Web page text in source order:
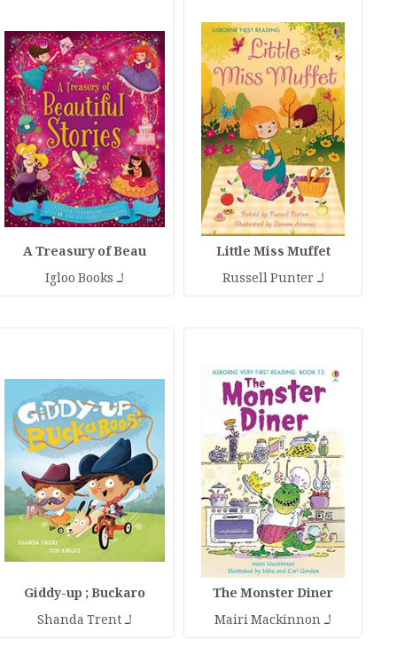
Little Miss Muffet
لـ Russell Punter
A Treasury of Beau
لـ Igloo Books
The Monster Diner
لـMairi Mackinnon
Giddy-up ; Buckaro
لـShanda Trent